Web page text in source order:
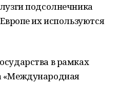
подсолнечника
их используются
в рамках
«Международная